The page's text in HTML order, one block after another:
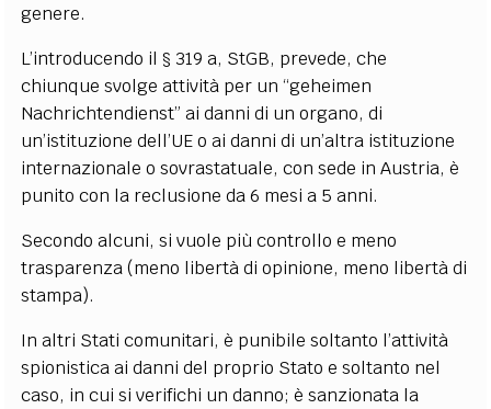
genere.
L’introducendo il § 319 a, StGB, prevede, che
chiunque svolge attività per un “geheimen
Nachrichtendienst” ai danni di un organo, di
un’istituzione dell’UE o ai danni di un’altra istituzione
internazionale o sovrastatuale, con sede in Austria, è
punito con la reclusione da 6 mesi a 5 anni.
Secondo alcuni, si vuole più controllo e meno
trasparenza (meno libertà di opinione, meno libertà di
stampa).
In altri Stati comunitari, è punibile soltanto l’attività
spionistica ai danni del proprio Stato e soltanto nel
caso, in cui si verifichi un danno; è sanzionata la